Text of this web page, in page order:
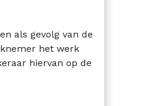
als gevolg van de
het werk
hiervan op de